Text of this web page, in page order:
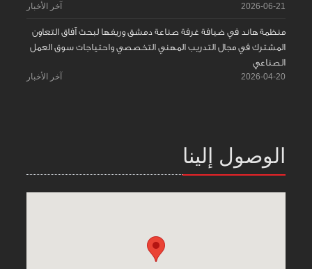
2026-06-21 آخر الأخبار
منظمة هاند في ضيافة غرفة صناعة دمشق وريفها لبحث آفاق التعاون
المشترك في مجال التدريب المهني التخصصي واحتياجات سوق العمل
الصناعي
2026-04-20 آخر الأخبار
الوصول إلينا